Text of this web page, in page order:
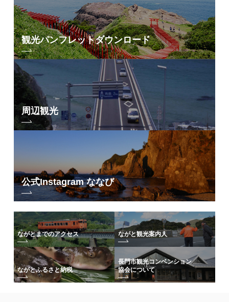
観光パンフレットダウンロード
周辺観光
公式Instagram ななび
ながとまでのアクセス ながと観光案内人
ながとふるさと納税
長門市観光コンベンション
協会について